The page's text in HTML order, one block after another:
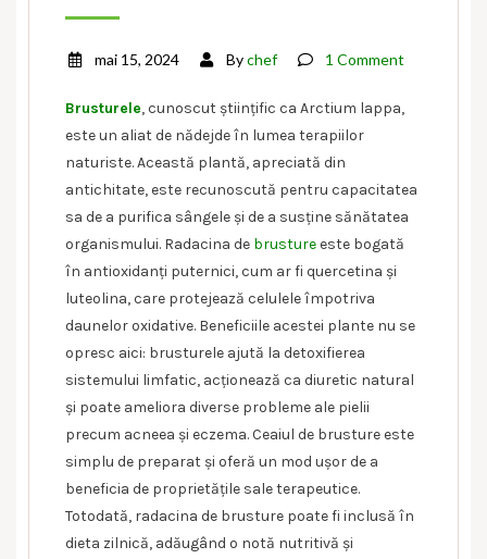
mai 15, 2024 Bychef 1 Comment
Brusturele, cunoscut științific ca Arctium lappa,
este un aliat de nădejde în lumea terapiilor
naturiste. Această plantă, apreciată din
antichitate, este recunoscută pentru capacitatea
sa de a purifica sângele și de a susține sănătatea
organismului. Radacina de brusture este bogată
în antioxidanți puternici, cum ar fi quercetina și
luteolina, care protejează celulele împotriva
daunelor oxidative. Beneficiile acestei plante nu se
opresc aici: brusturele ajută la detoxifierea
sistemului limfatic, acționează ca diuretic natural
și poate ameliora diverse probleme ale pielii
precum acneea și eczema. Ceaiul de brusture este
simplu de preparat și oferă un mod ușor de a
beneficia de proprietățile sale terapeutice.
Totodată, radacina de brusture poate fi inclusă în
dieta zilnică, adăugând o notă nutritivă și